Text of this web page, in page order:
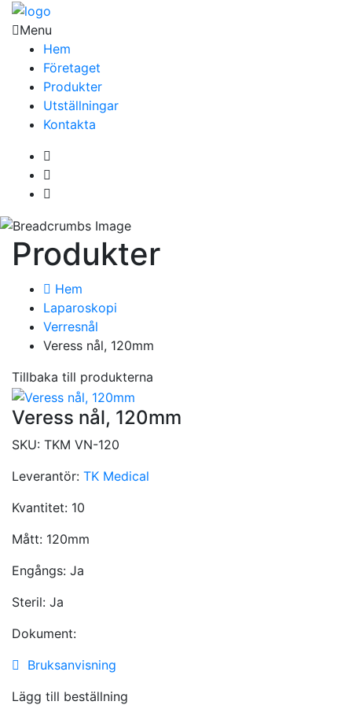
Menu
Hem
Företaget
Produkter
Utställningar
Kontakta
Produkter
Hem
Laparoskopi
Verresnål
Veress nål, 120mm
Tillbaka till produkterna
Veress nål, 120mm
SKU: TKM VN-120
Leverantör: TK Medical
Kvantitet: 10
Mått: 120mm
Engångs: Ja
Steril: Ja
Dokument:
Bruksanvisning
Lägg till beställning